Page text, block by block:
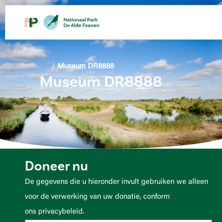
de
inhoud
/ Museum DR8888
Museum DR8888
Doneer nu
De gegevens die u hieronder invult gebruiken we alleen
voor de verwerking van uw donatie, conform
ons privacybeleid.